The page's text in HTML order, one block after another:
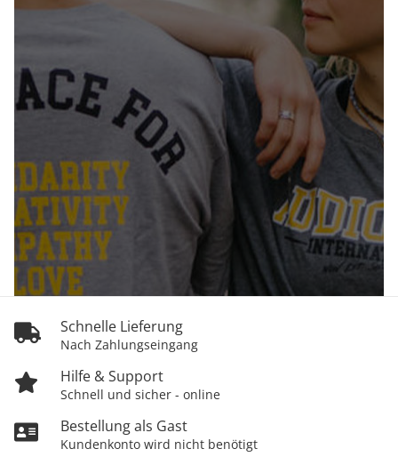
Schnelle Lieferung
Nach Zahlungseingang
Hilfe & Support
Schnell und sicher - online
Bestellung als Gast
Kundenkonto wird nicht benötigt